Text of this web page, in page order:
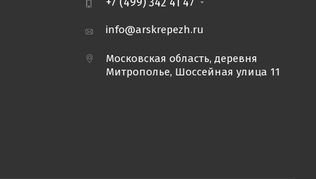
info@arskrepezh.ru
Московская область, деревня
Митрополье, Шоссейная улица 11